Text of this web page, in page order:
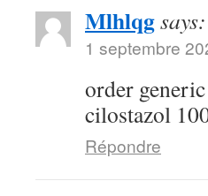
Mlhlqgsays:
1 septembre
order
cilostazol
Répondre